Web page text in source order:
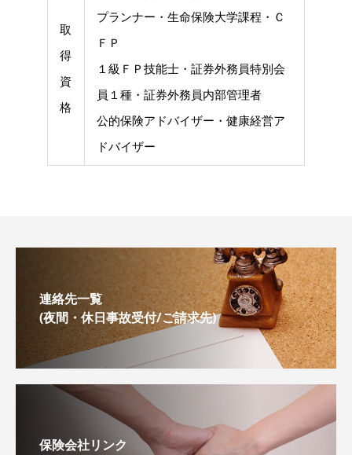
取
得
資
格
プランナー・生命保険大学課程・Ｃ
ＦＰ
１級ＦＰ技能士・証券外務員特別会
員１種・証券外務員内部管理者
公的保険アドバイザー・健康経営ア
ドバイザー
連絡先一覧
(夜間・休日事故受付/ご請求先)
保険会社リンク